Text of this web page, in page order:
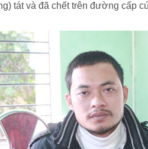
tát và đã chết trên đường cấp